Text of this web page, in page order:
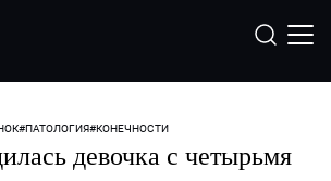
#ПАТОЛОГИЯ#КОНЕЧНОСТИ
девочка с четырьмя